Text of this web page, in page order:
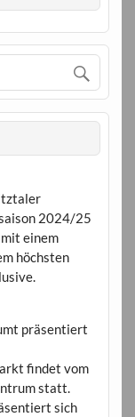
2024/25
einem
höchsten
präsentiert
findet vom
statt.
sich